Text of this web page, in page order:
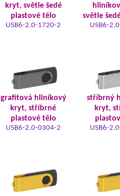
kryt, světle šedé
plastové tělo
USB6-2.0-1720-2
světle
USB6-
grafitová hliníkový
kryt, stříbrné
plastové tělo
USB6-2.0-0304-2
stříbrný
kryt,
USB6-